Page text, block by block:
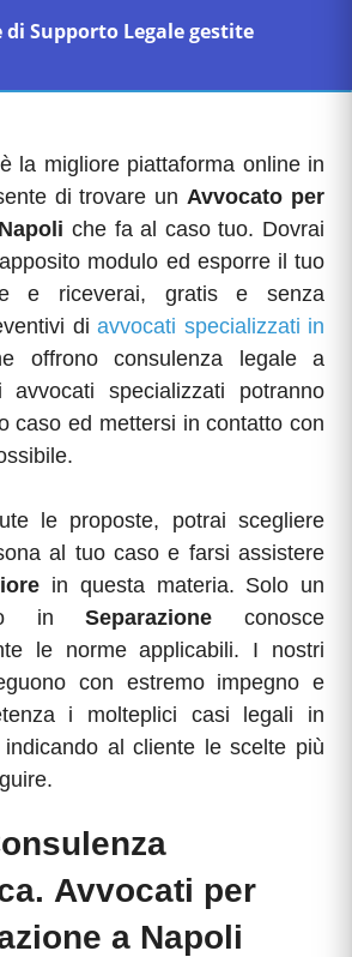
di Supporto Legale gestite
la migliore piattaforma online in
di trovare unAvvocato per
che fa al caso tuo. Dovrai
modulo ed esporre il tuo
e riceverai, gratis e senza
di avvocati specializzati in
offrono consulenza legale a
specializzati potranno
caso ed mettersi in contatto con
le proposte, potrai scegliere
al tuo caso e farsi assistere
in questa materia. Solo un
inSeparazione conosce
le norme applicabili. I nostri
con estremo impegno e
i molteplici casi legali in
al cliente le scelte più
Avvocati per
a Napoli